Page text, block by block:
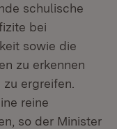
schulische
bei
sowie die
zu erkennen
ergreifen.
reine
so der Minister